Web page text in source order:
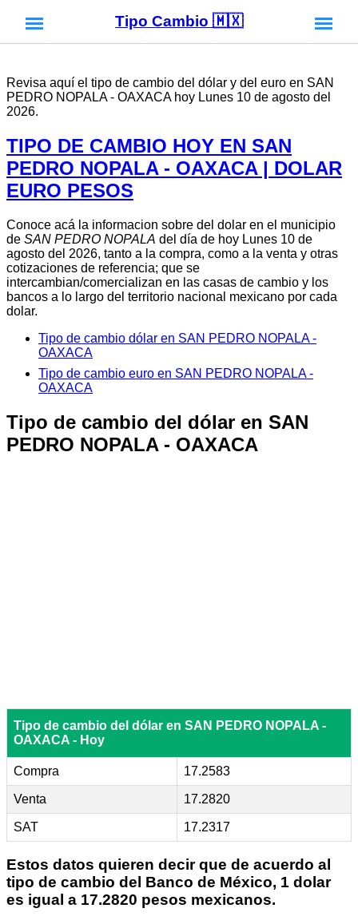
Tipo Cambio 🇲🇽
Revisa aquí el tipo de cambio del dólar y del euro en SAN
PEDRO NOPALA - OAXACA hoy Lunes 10 de agosto del
2026.
TIPO DE CAMBIO HOY EN SAN
PEDRO NOPALA - OAXACA | DOLAR
EURO PESOS
Conoce acá la informacion sobre del dolar en el municipio
de SAN PEDRO NOPALA del día de hoy Lunes 10 de
agosto del 2026, tanto a la compra, como a la venta y otras
cotizaciones de referencia; que se
intercambian/comercializan en las casas de cambio y los
bancos a lo largo del territorio nacional mexicano por cada
dolar.
Tipo de cambio dólar en SAN PEDRO NOPALA -
OAXACA
Tipo de cambio euro en SAN PEDRO NOPALA -
OAXACA
Tipo de cambio del dólar en SAN
PEDRO NOPALA - OAXACA
Tipo de cambio del dólar en SAN PEDRO NOPALA -
OAXACA - Hoy
Compra 17.2583
Venta 17.2820
SAT 17.2317
Estos datos quieren decir que de acuerdo al
tipo de cambio del Banco de México, 1 dolar
es igual a 17.2820 pesos mexicanos.